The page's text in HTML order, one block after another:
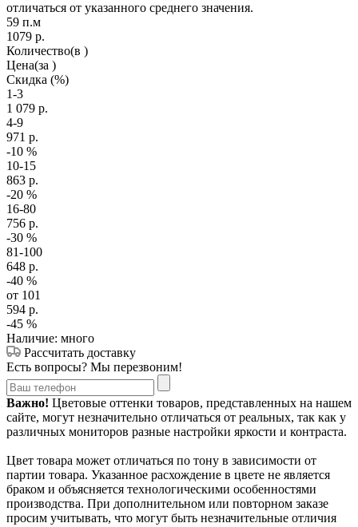
отличаться от указанного среднего значения.
59 п.м
1079 р.
Количество(в )
Цена(за )
Скидка (%)
1-3
1 079 р.
4-9
971 р.
-10 %
10-15
863 р.
-20 %
16-80
756 р.
-30 %
81-100
648 р.
-40 %
от 101
594 р.
-45 %
Наличие: много
Рассчитать доставку
Есть вопросы? Мы перезвоним!
Важно! Цветовые оттенки товаров, представленных на нашем
сайте, могут незначительно отличаться от реальных, так как у
различных мониторов разные настройки яркости и контраста.
Цвет товара может отличаться по тону в зависимости от
партии товара. Указанное расхождение в цвете не является
браком и объясняется технологическими особенностями
производства. При дополнительном или повторном заказе
просим учитывать, что могут быть незначительные отличия